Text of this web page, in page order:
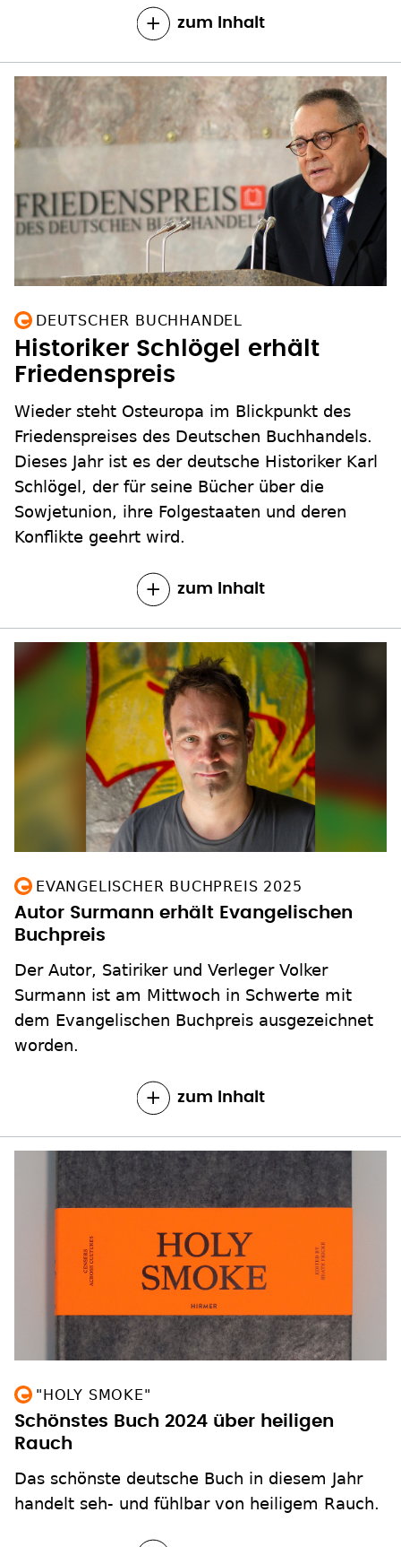
zum Inhalt
DEUTSCHER BUCHHANDEL
Historiker Schlögel erhält
Friedenspreis
Wieder steht Osteuropa im Blickpunkt des
Friedenspreises des Deutschen Buchhandels.
Dieses Jahr ist es der deutsche Historiker Karl
Schlögel, der für seine Bücher über die
Sowjetunion, ihre Folgestaaten und deren
Konflikte geehrt wird.
zum Inhalt
EVANGELISCHER BUCHPREIS 2025
Autor Surmann erhält Evangelischen
Buchpreis
Der Autor, Satiriker und Verleger Volker
Surmann ist am Mittwoch in Schwerte mit
dem Evangelischen Buchpreis ausgezeichnet
worden.
zum Inhalt
"HOLY SMOKE"
Schönstes Buch 2024 über heiligen
Rauch
Das schönste deutsche Buch in diesem Jahr
handelt seh- und fühlbar von heiligem Rauch.